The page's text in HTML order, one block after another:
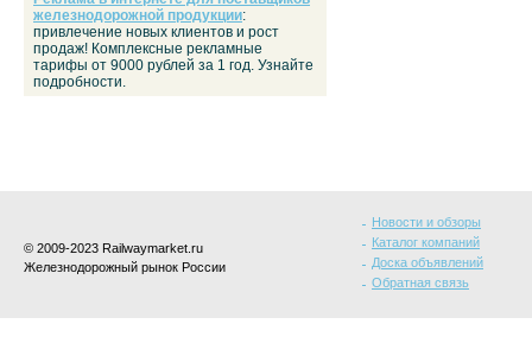
железнодорожной продукции:
привлечение новых клиентов и рост
продаж! Комплексные рекламные
тарифы от 9000 рублей за 1 год. Узнайте
подробности.
© 2009-2023 Railwaymarket.ru
Железнодорожный рынок России
Новости и обзоры
Каталог компаний
Доска объявлений
Обратная связь